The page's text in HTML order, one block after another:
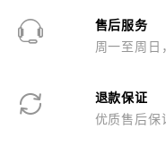
售后服务
周一至周日
退款保证
优质售后保